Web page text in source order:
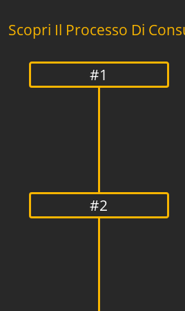
Scopri Il Processo Di
#1
#2